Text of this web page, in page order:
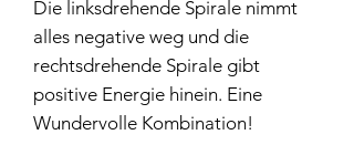
Die linksdrehende Spirale nimmt
alles negative weg und die
rechtsdrehende Spirale gibt
positive Energie hinein. Eine
Wundervolle Kombination!